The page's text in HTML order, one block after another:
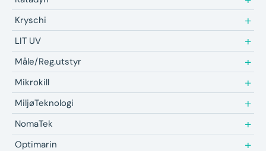
Kryschi
LIT UV
Måle/Reg.utstyr
Mikrokill
MiljøTeknologi
NomaTek
Optimarin